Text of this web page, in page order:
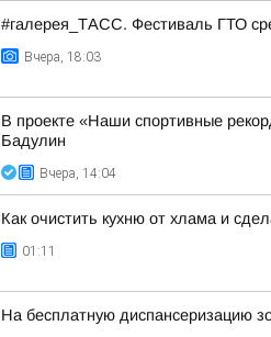
#галерея_ТАСС. Фестиваль ГТО
Вчера, 18:03
В проекте «Наши спортивные
Бадулин
Вчера, 14:04
Как очистить кухню от хлама и
01:11
На бесплатную диспансеризацию